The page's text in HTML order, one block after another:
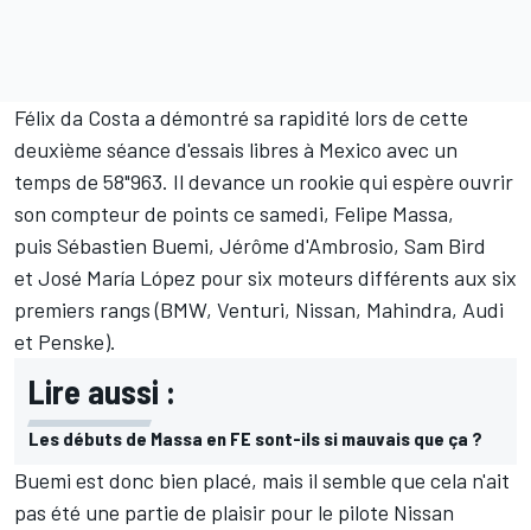
Félix da Costa a démontré sa rapidité lors de cette
deuxième séance d'essais libres à Mexico avec un
temps de 58"963. Il devance un rookie qui espère ouvrir
son compteur de points ce samedi, Felipe Massa,
puis Sébastien Buemi, Jérôme d'Ambrosio, Sam Bird
et José María López pour six moteurs différents aux six
premiers rangs (BMW, Venturi, Nissan, Mahindra, Audi
et Penske).
Lire aussi :
Les débuts de Massa en FE sont-ils si mauvais que ça ?
Buemi est donc bien placé, mais il semble que cela n'ait
pas été une partie de plaisir pour le pilote Nissan